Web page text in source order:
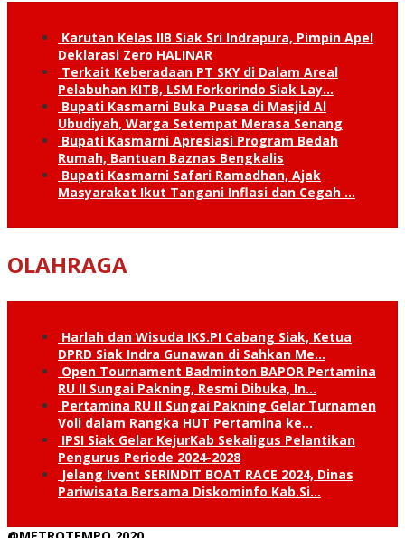
Karutan Kelas IIB Siak Sri Indrapura, Pimpin Apel
Deklarasi Zero HALINAR
Terkait Keberadaan PT SKY di Dalam Areal
Pelabuhan KITB, LSM Forkorindo Siak Lay…
Bupati Kasmarni Buka Puasa di Masjid Al
Ubudiyah, Warga Setempat Merasa Senang
Bupati Kasmarni Apresiasi Program Bedah
Rumah, Bantuan Baznas Bengkalis
Bupati Kasmarni Safari Ramadhan, Ajak
Masyarakat Ikut Tangani Inflasi dan Cegah …
OLAHRAGA
Harlah dan Wisuda IKS.PI Cabang Siak, Ketua
DPRD Siak Indra Gunawan di Sahkan Me…
Open Tournament Badminton BAPOR Pertamina
RU II Sungai Pakning, Resmi Dibuka, In…
Pertamina RU II Sungai Pakning Gelar Turnamen
Voli dalam Rangka HUT Pertamina ke…
IPSI Siak Gelar KejurKab Sekaligus Pelantikan
Pengurus Periode 2024-2028
Jelang Ivent SERINDIT BOAT RACE 2024, Dinas
Pariwisata Bersama Diskominfo Kab.Si…